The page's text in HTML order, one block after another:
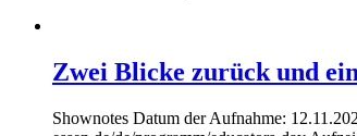
Zwei Blicke zurück und
Shownotes Datum der Aufnahme: